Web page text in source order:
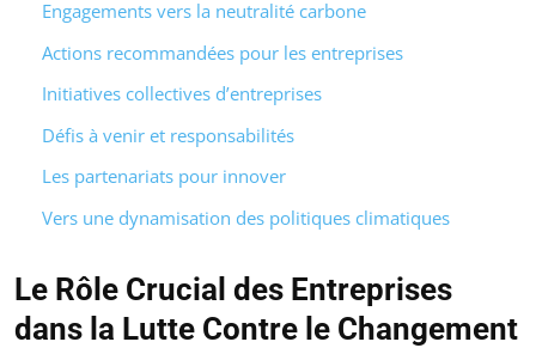
Engagements vers la neutralité carbone
Actions recommandées pour les entreprises
Initiatives collectives d’entreprises
Défis à venir et responsabilités
Les partenariats pour innover
Vers une dynamisation des politiques climatiques
Le Rôle Crucial des Entreprises
dans la Lutte Contre le Changement